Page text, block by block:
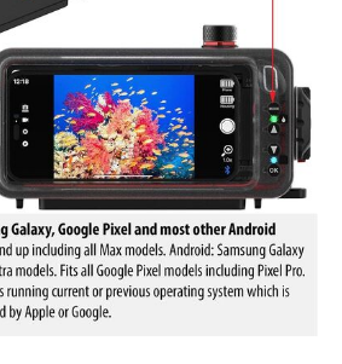
nous testons chaque
coque avant qu'elle ne
soit emballée. Nous
savons également que
les choses se perdent et
incluent des languettes
en caoutchouc
supplémentaires, des
joints toriques de
rechange pour le boîtier
et le port de contrôle
sous vide, un lubrifiant et
un outil de retrait, une